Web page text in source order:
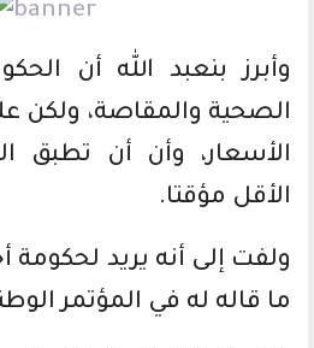
وأبرز بنعبد الله أن
الصحية والمقاصة، ولكن
الأسعار، وأن أن تطبق
الأقل مؤقتا.
ولفت إلى أنه يريد لحكومة
ما قاله له في المؤتمر